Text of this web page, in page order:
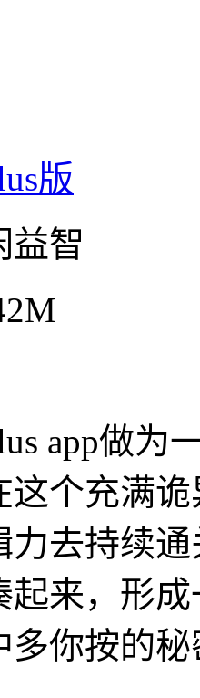
版
益智
app做为
这个充满
力去持续
起来，形
多你按的